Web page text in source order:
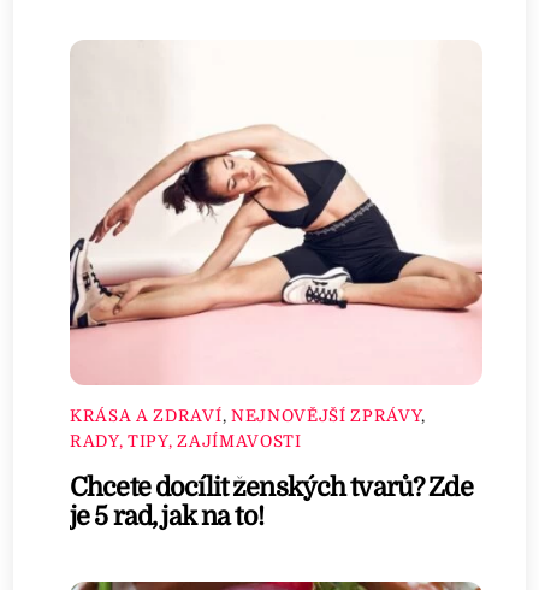
KRÁSA A ZDRAVÍ, NEJNOVĚJŠÍ ZPRÁVY,
RADY, TIPY, ZAJÍMAVOSTI
Chcete docílit ženských tvarů? Zde
je 5 rad, jak na to!